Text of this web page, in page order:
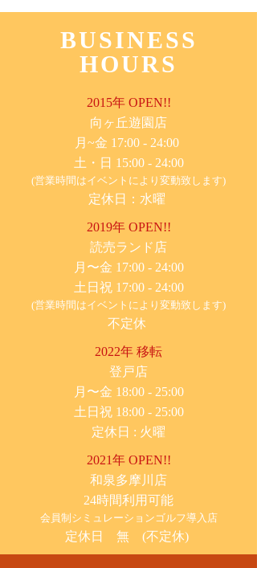
BUSINESS
HOURS
2015年 OPEN!!
​向ヶ丘遊園店
月~金 17:00 - 24:00
土・日 15:00 - 24:00
(営業時間はイベントにより変動致します)
定休日：水曜
2019年 OPEN!!
​読売ランド店
月〜金 17:00 - 24:00
土日祝 17:00 - 24:00
(営業時間はイベントにより変動致します)
不定休
2022年 移転
​登戸店
月〜金 18:00 - 25:00
土日祝 18:00 - 25:00
​定休日 : 火曜
2021年 OPEN!!
​和泉多摩川店
24時間利用可能
​会員制シミュレーションゴルフ導入店
定休日 無 (不定休)